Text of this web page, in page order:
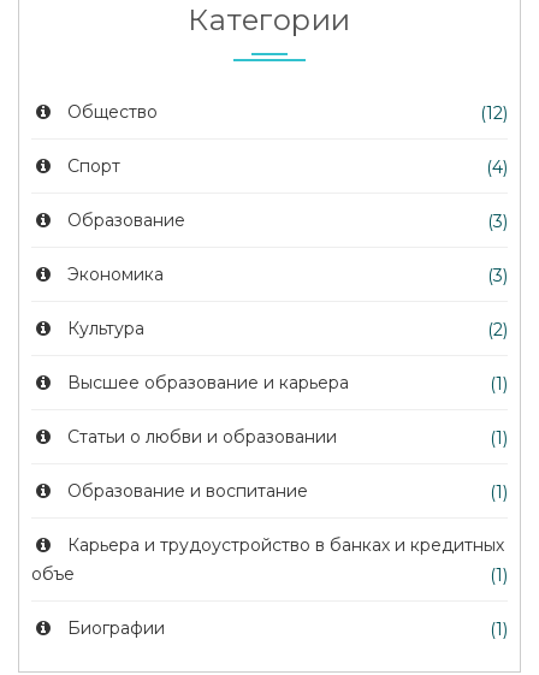
Категории
Общество (12)
Спорт (4)
Образование (3)
Экономика (3)
Культура (2)
Высшее образование и карьера (1)
Статьи о любви и образовании (1)
Образование и воспитание (1)
Карьера и трудоустройство в банках и кредитных
объе
(1)
Биографии (1)